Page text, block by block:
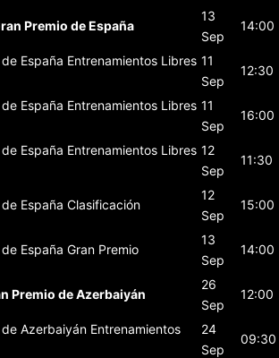
Premio de España
13
Sep
14:00
España Entrenamientos Libres 11
Sep
12:30
España Entrenamientos Libres 11
Sep
16:00
España Entrenamientos Libres 12
Sep
11:30
España Clasificación
12
Sep
15:00
España Gran Premio
13
Sep
14:00
Premio de Azerbaiyán
26
Sep
12:00
Azerbaiyán Entrenamientos
24
Sep
09:30